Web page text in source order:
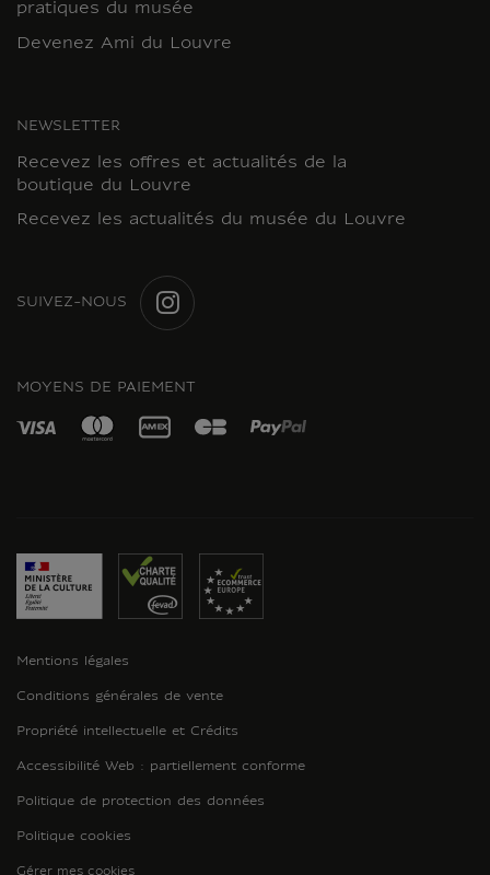
pratiques du musée
Devenez Ami du Louvre
NEWSLETTER
Recevez les offres et actualités de la
boutique du Louvre
Recevez les actualités du musée du Louvre
SUIVEZ-NOUS
MOYENS DE PAIEMENT
Mentions légales
Conditions générales de vente
Propriété intellectuelle et Crédits
Accessibilité Web : partiellement conforme
Politique de protection des données
Politique cookies